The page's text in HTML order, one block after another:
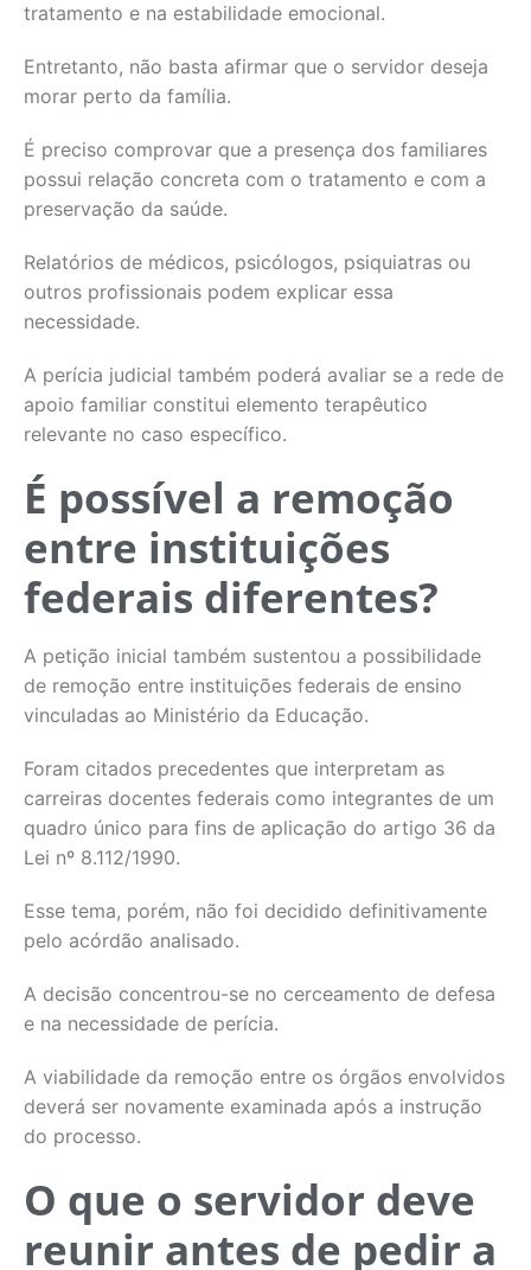
tratamento e na estabilidade emocional.
Entretanto, não basta afirmar que o servidor deseja
morar perto da família.
É preciso comprovar que a presença dos familiares
possui relação concreta com o tratamento e com a
preservação da saúde.
Relatórios de médicos, psicólogos, psiquiatras ou
outros profissionais podem explicar essa
necessidade.
A perícia judicial também poderá avaliar se a rede de
apoio familiar constitui elemento terapêutico
relevante no caso específico.
É possível a remoção
entre instituições
federais diferentes?
A petição inicial também sustentou a possibilidade
de remoção entre instituições federais de ensino
vinculadas ao Ministério da Educação.
Foram citados precedentes que interpretam as
carreiras docentes federais como integrantes de um
quadro único para fins de aplicação do artigo 36 da
Lei nº 8.112/1990.
Esse tema, porém, não foi decidido definitivamente
pelo acórdão analisado.
A decisão concentrou-se no cerceamento de defesa
e na necessidade de perícia.
A viabilidade da remoção entre os órgãos envolvidos
deverá ser novamente examinada após a instrução
do processo.
O que o servidor deve
reunir antes de pedir a